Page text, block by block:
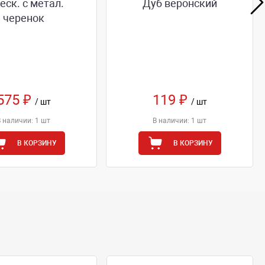
с метал.
черенок
₽ / шт
наличии: 1 шт
В КОРЗИНУ
Дуб веронский
119 ₽ / шт
В наличии: 1 шт
В КОРЗИНУ